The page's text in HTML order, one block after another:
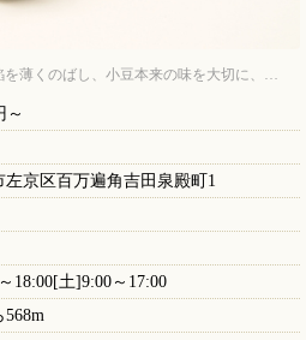
薄くのばし、小豆本来の味を大切に、…
～
京区百万遍角吉田泉殿町1
18:00[土]9:00～17:00